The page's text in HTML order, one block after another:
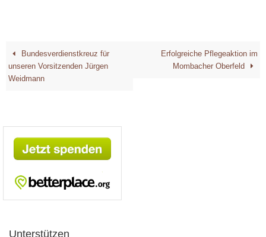
Bundesverdienstkreuz für
unseren Vorsitzenden Jürgen
Weidmann
Erfolgreiche Pflegeaktion im
Mombacher Oberfeld
Unterstützen